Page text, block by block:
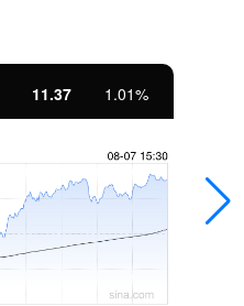
11.37 1.01%